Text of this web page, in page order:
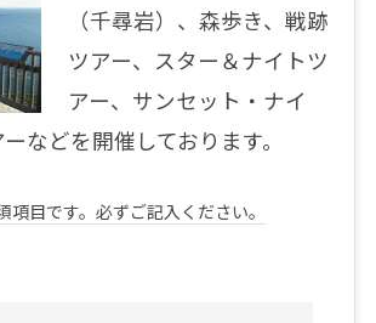
（千尋岩）、森歩き、戦跡
ツアー、スター＆ナイトツ
アー、サンセット・ナイ
などを開催しております。
項目です。必ずご記入ください。